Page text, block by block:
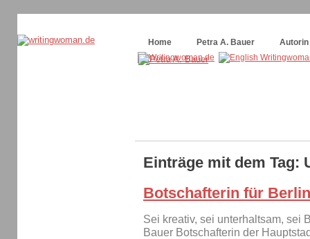
Home
Petra A. Bauer Autorin
Einträge mit dem Tag:
Botschafterin für Berlin
Sei kreativ, sei unterhaltsam, sei
Bauer Botschafterin der